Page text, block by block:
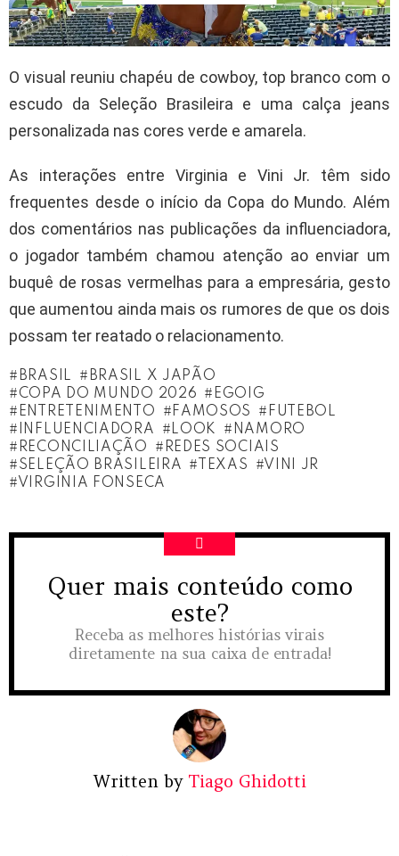
O visual reuniu chapéu de cowboy, top branco com o
escudo da Seleção Brasileira e uma calça jeans
personalizada nas cores verde e amarela.
As interações entre Virginia e Vini Jr. têm sido
frequentes desde o início da Copa do Mundo. Além
dos comentários nas publicações da influenciadora,
o jogador também chamou atenção ao enviar um
buquê de rosas vermelhas para a empresária, gesto
que aumentou ainda mais os rumores de que os dois
possam ter reatado o relacionamento.
BRASIL
BRASIL X JAPÃO
COPA DO MUNDO 2026
EGOIG
ENTRETENIMENTO
FAMOSOS
FUTEBOL
INFLUENCIADORA
LOOK
NAMORO
RECONCILIAÇÃO
REDES SOCIAIS
SELEÇÃO BRASILEIRA
TEXAS
VINI JR
VIRGINIA FONSECA
NEWSLETTER
Quer mais conteúdo como
este?
Receba as melhores histórias virais
diretamente na sua caixa de entrada!
Written by Tiago Ghidotti